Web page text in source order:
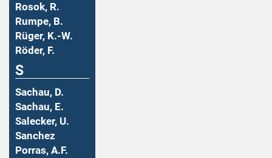
Rosok, R.
Rumpe, B.
Rüger, K.-W.
Röder, F.
S
Sachau, D.
Sachau, E.
Salecker, U.
Sanchez
Porras, A.F.